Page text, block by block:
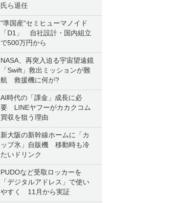
氏ら退任
"準国産"セミヒューマノイド
「D1」 自社設計・国内組立
で500万円から
NASA、再突入迫る宇宙望遠鏡
「Swift」救出ミッションが難
航 救援機に何が?
AI時代の「課金」成長に必
要 LINEヤフーがカカクコム
買収を狙う理由
新大阪の新幹線ホームに「カ
ップ氷」自販機 移動時も冷
たいドリンク
PUDOなど受取ロッカーを
「デジタルアドレス」で使い
やすく 11月から実証